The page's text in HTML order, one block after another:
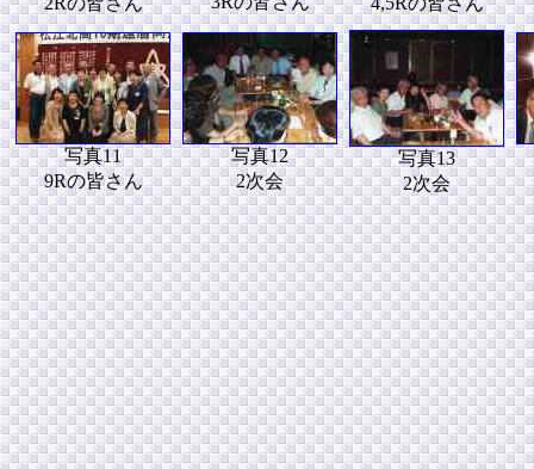
写真11
9Rの皆さん
写真12
2次会
写真13
2次会